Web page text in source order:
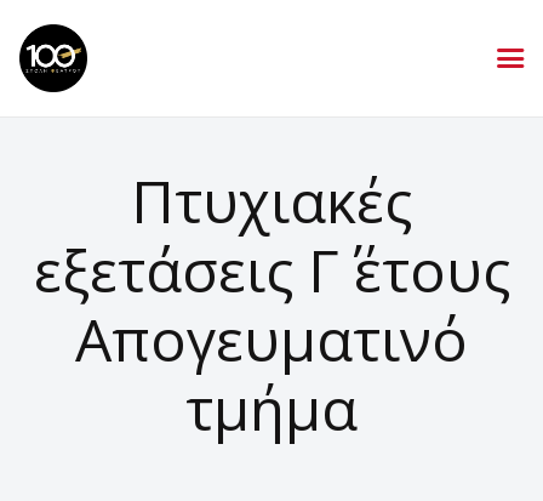
Πτυχιακές
εξετάσεις Γ΄ έτους
Απογευματινό
τμήμα